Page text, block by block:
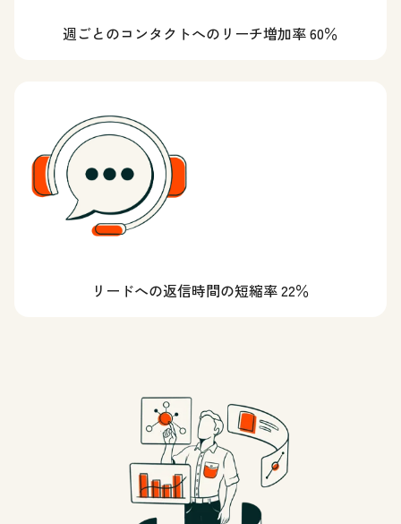
週ごとのコンタクトへのリーチ増加率 60％
リードへの返信時間の短縮率 22％